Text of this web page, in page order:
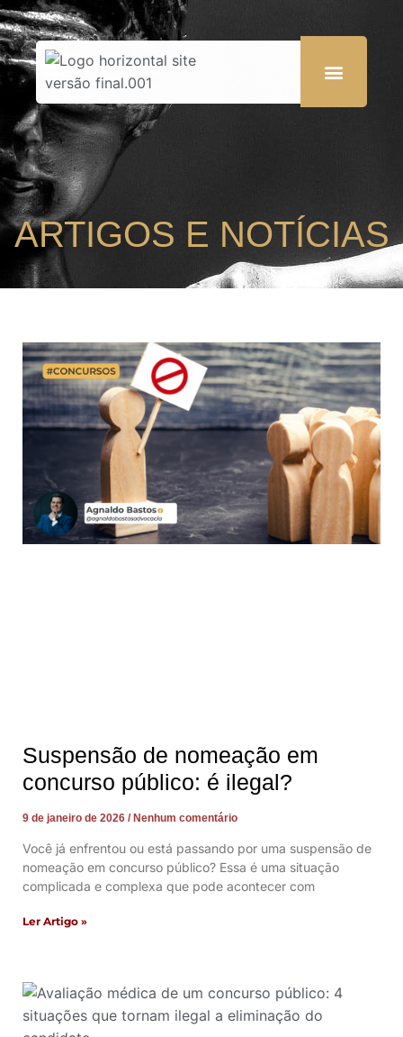
ARTIGOS E NOTÍCIAS
Suspensão de nomeação em
concurso público: é ilegal?
9 de janeiro de 2026 Nenhum comentário
Você já enfrentou ou está passando por uma suspensão de
nomeação em concurso público? Essa é uma situação
complicada e complexa que pode acontecer com
Ler Artigo »